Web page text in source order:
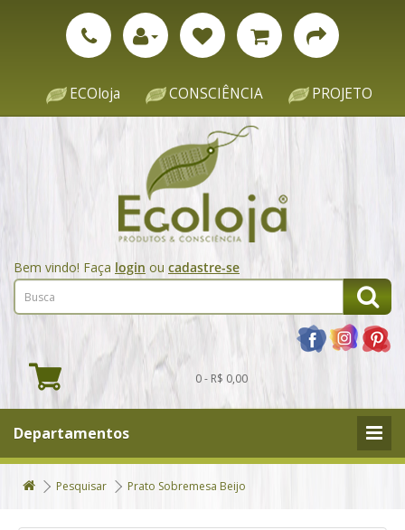
ECOloja CONSCIÊNCIA PROJETO
Bem vindo! Faça login ou cadastre-se
0 - R$ 0,00
Departamentos
Pesquisar Prato Sobremesa Beijo